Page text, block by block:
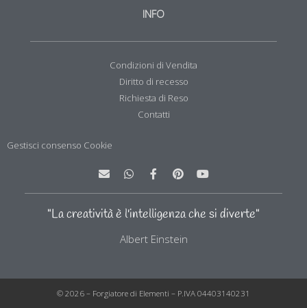
INFO
Condizioni di Vendita
Diritto di recesso
Richiesta di Reso
Contatti
Gestisci consenso Cookie
n
e
l
o
h
t
s
a
p
F
a
e
b
o
k
P
i
t
e
r
s
o
t
u
b
"La creatività è l'intelligenza che si diverte"
Albert Einstein
© 2026 – Forgiatore di Elementi – P.IVA 04403140231